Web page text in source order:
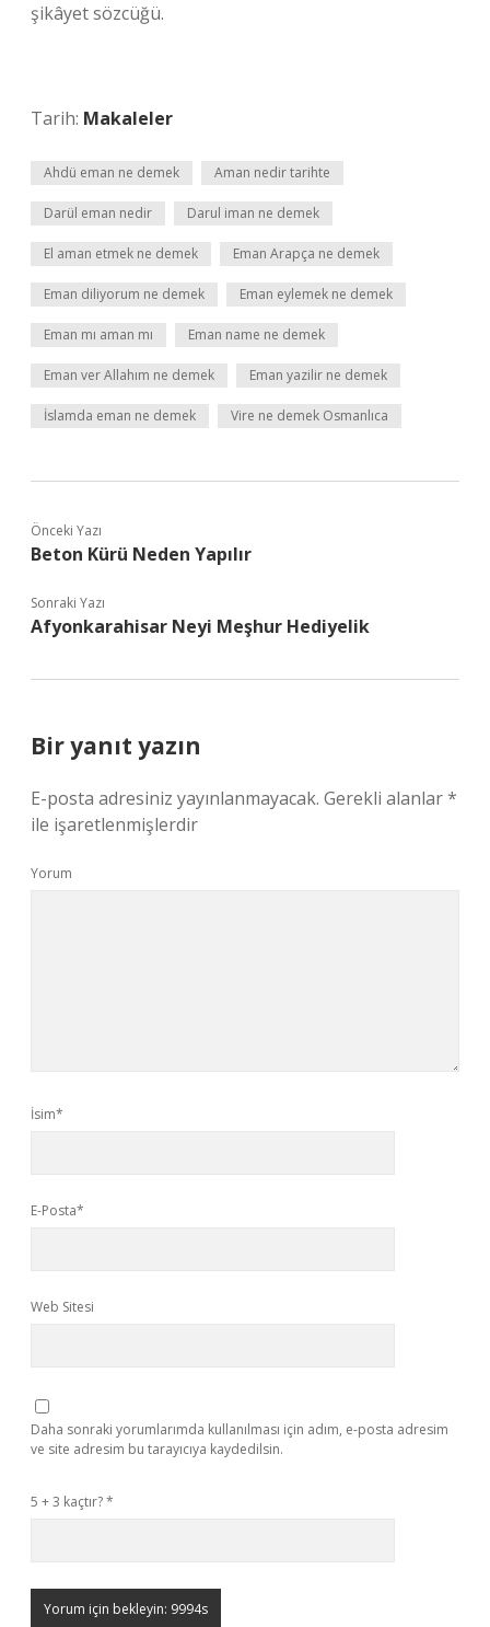
şikâyet sözcüğü.
Tarih: Makaleler
Ahdü eman ne demek Aman nedir tarihte
Darül eman nedir Darul iman ne demek
El aman etmek ne demek Eman Arapça ne demek
Eman diliyorum ne demek Eman eylemek ne demek
Eman mı aman mı Eman name ne demek
Eman ver Allahım ne demek Eman yazilir ne demek
İslamda eman ne demek Vire ne demek Osmanlıca
Önceki Yazı
Beton Kürü Neden Yapılır
Sonraki Yazı
Afyonkarahisar Neyi Meşhur Hediyelik
Bir yanıt yazın
E-posta adresiniz yayınlanmayacak. Gerekli alanlar*
ile işaretlenmişlerdir
Yorum
İsim*
E-Posta*
Web Sitesi
Daha sonraki yorumlarımda kullanılması için adım, e-posta adresim
ve site adresim bu tarayıcıya kaydedilsin.
5 + 3 kaçtır?*